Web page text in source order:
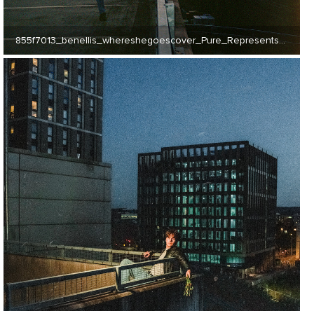
855f7013_benellis_whereshegoescover_Pure_Represents_Limited (JPG) 9 MB